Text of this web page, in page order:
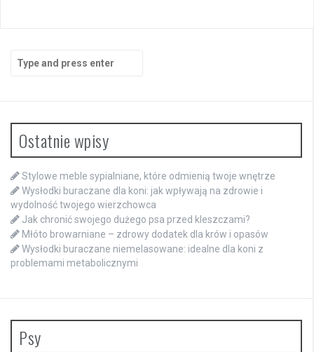
for:
Ostatnie wpisy
Stylowe meble sypialniane, które odmienią twoje wnętrze
Wysłodki buraczane dla koni: jak wpływają na zdrowie i
wydolność twojego wierzchowca
Jak chronić swojego dużego psa przed kleszczami?
Młóto browarniane – zdrowy dodatek dla krów i opasów
Wysłodki buraczane niemelasowane: idealne dla koni z
problemami metabolicznymi
Psy